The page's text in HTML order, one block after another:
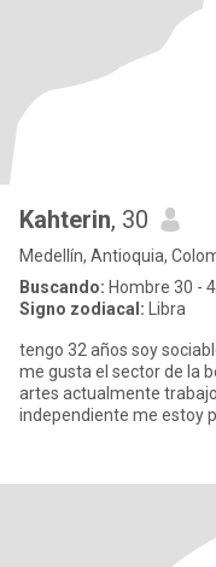
Kahterin, 30
Medellín, Antioquia,
Buscando: Hombre 30 -
Signo zodiacal: Libra
tengo 32 años soy
me gusta el sector de la
artes actualmente
independiente me estoy